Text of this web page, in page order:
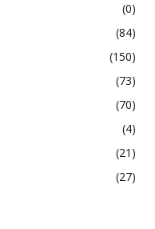
(0)
(84)
(150)
(73)
(70)
(4)
(21)
(27)